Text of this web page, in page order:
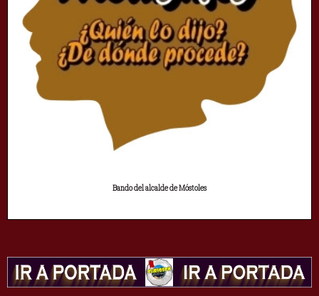
Bando del alcalde de Móstoles